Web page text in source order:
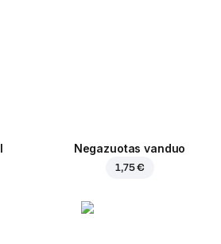
Negazuotas vanduo
1,75 €